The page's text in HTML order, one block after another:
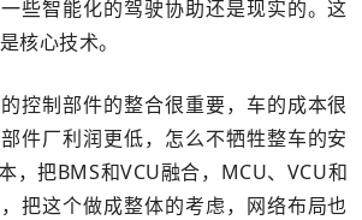
些智能化的驾驶协助还是现实的。这
是核心技术。
控制部件的整合很重要，车的成本很
件厂利润更低，怎么不牺牲整车的安
，把BMS和VCU融合，MCU、VCU和
把这个做成整体的考虑，网络布局也